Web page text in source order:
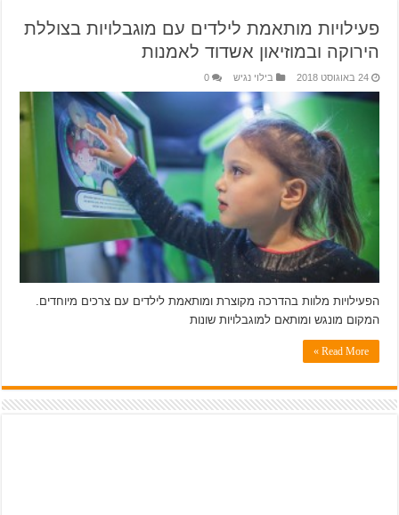
פעילויות מותאמת לילדים עם מוגבלויות בצוללת
הירוקה ובמוזיאון אשדוד לאמנות
24 באוגוסט 2018 בילוי נגיש 0
הפעילויות מלוות בהדרכה מקוצרת ומותאמת לילדים עם צרכים מיוחדים.
המקום מונגש ומותאם למוגבלויות שונות
Read More »